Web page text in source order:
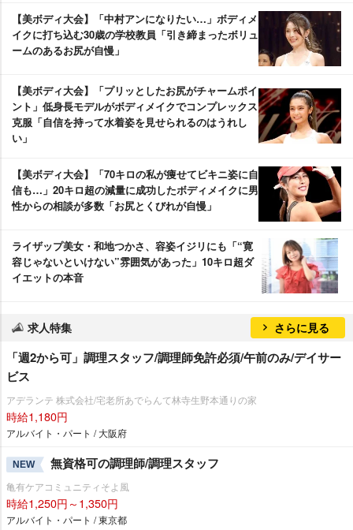
【美ボディ大会】「中村アンになりたい…」ボディメ
イクに打ち込む30歳の学校教員「引き締まったボリュ
ームのあるお尻が自慢」
【美ボディ大会】「プリッとしたお尻がチャームポイ
ント」低身長モデルがボディメイクでコンプレックス
克服「自信を持って水着姿を見せられるのはうれし
い」
【美ボディ大会】「70キロの私が痩せてビキニ姿に自
信も…」20キロ超の減量に成功したボディメイクに男
性からの相談が多数「お尻とくびれが自慢」
ライザップ美女・和地つかさ、容姿イジリにも「“寛
容じゃないといけない”雰囲気があった」10キロ超ダ
イエットの本音
求人特集 さらに見る
「週2から可」調理スタッフ/調理師免許必須/午前のみ/デイサー
ビス
アデランテ 株式会社/宅老所あでらんて林寺生野本通りの家
時給1,180円
アルバイト・パート / 大阪府
NEW 無資格可の調理師/調理スタッフ
亀有ケアコミュニティそよ風
時給1,250円～1,350円
アルバイト・パート / 東京都